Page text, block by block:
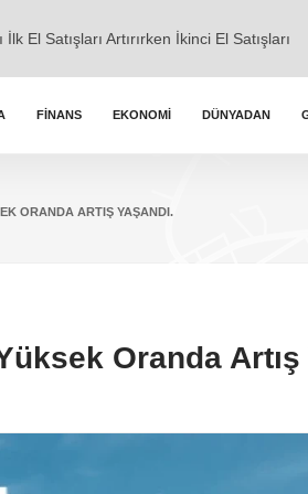
Zirvede
Burç Yorumları
FINANS EKONOMI DÜNYADAN
ORANDA ARTIŞ YAŞANDI.
Oranda Artış